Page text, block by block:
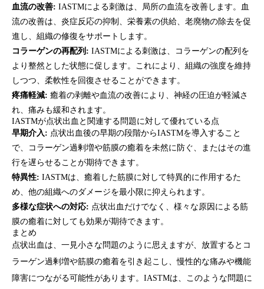
血流の改善: IASTMによる刺激は、局所の血流を改善します。血
流の改善は、炎症反応の抑制、栄養素の供給、老廃物の除去を促
進し、組織の修復をサポートします。
コラーゲンの再配列: IASTMによる刺激は、コラーゲンの配列を
より整然とした状態に促します。これにより、組織の強度を維持
しつつ、柔軟性を回復させることができます。
疼痛軽減: 癒着の剥離や血流の改善により、神経の圧迫が軽減さ
れ、痛みも緩和されます。
IASTMが点状出血と関連する問題に対して優れている点
早期介入: 点状出血後の早期の段階からIASTMを導入すること
で、コラーゲン過剰増や筋膜の癒着を未然に防ぐ、またはその進
行を遅らせることが期待できます。
特異性: IASTMは、癒着した筋膜に対して特異的に作用するた
め、他の組織へのダメージを最小限に抑えられます。
多様な症状への対応: 点状出血だけでなく、様々な原因による筋
膜の癒着に対しても効果が期待できます。
まとめ
点状出血は、一見小さな問題のように思えますが、放置するとコ
ラーゲン過剰増や筋膜の癒着を引き起こし、慢性的な痛みや機能
障害につながる可能性があります。IASTMは、このような問題に